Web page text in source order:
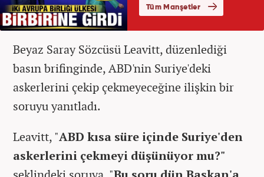
Beyaz Saray Sözcüsü Leavitt, düzenlediği
basın brifinginde, ABD'nin Suriye'deki
askerlerini çekip çekmeyeceğine ilişkin bir
soruyu yanıtladı.
Leavitt, "ABD kısa süre içinde Suriye'den
askerlerini çekmeyi düşünüyor mu?"